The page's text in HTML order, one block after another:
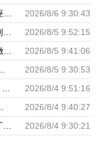
2026/8/6 9:30:43
2026/8/5 9:52:15
2026/8/5 9:41:06
2026/8/5 9:30:53
2026/8/4 9:51:16
2026/8/4 9:40:27
2026/8/4 9:30:21